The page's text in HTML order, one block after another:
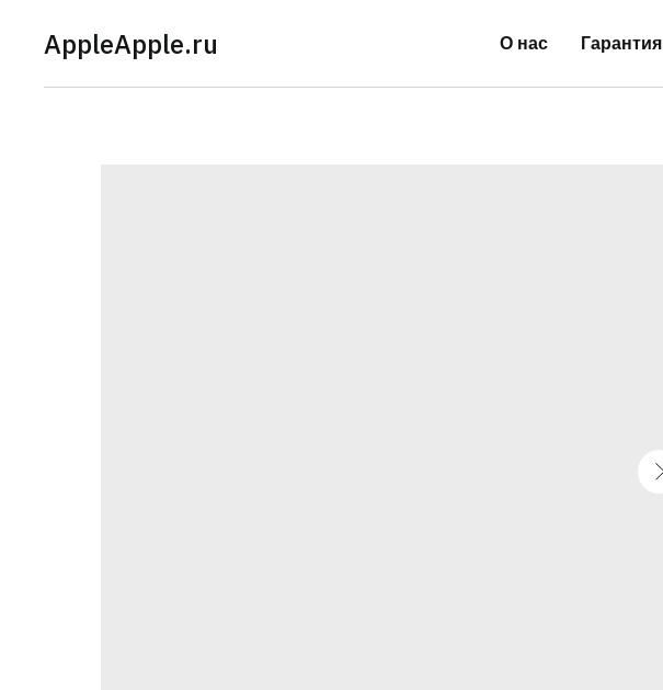
AppleApple.ru О нас Гарантия